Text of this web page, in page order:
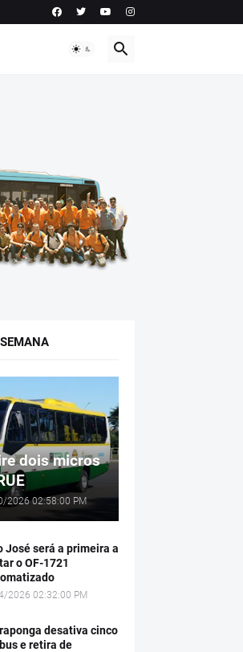
dois micros
2026 02:58:00 PM
José será a primeira a
o OF-1721
2026 02:32:00 PM
desativa cinco
e retira de